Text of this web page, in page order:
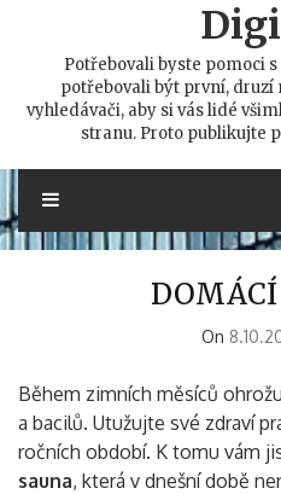
Potřebovali byste pomoci
potřebovali být první,
vyhledávači, aby si vás lidé
stranu. Proto publikujte
On
Během zimních měsíců
a bacilů. Utužujte své zdraví
ročních období. K tomu vám
sauna, která v dnešní době